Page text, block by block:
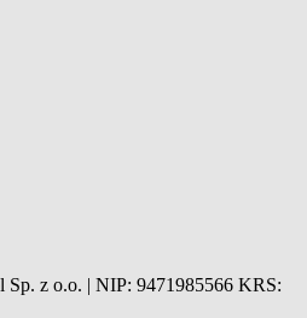
Sp. z o.o. | NIP: 9471985566 KRS: